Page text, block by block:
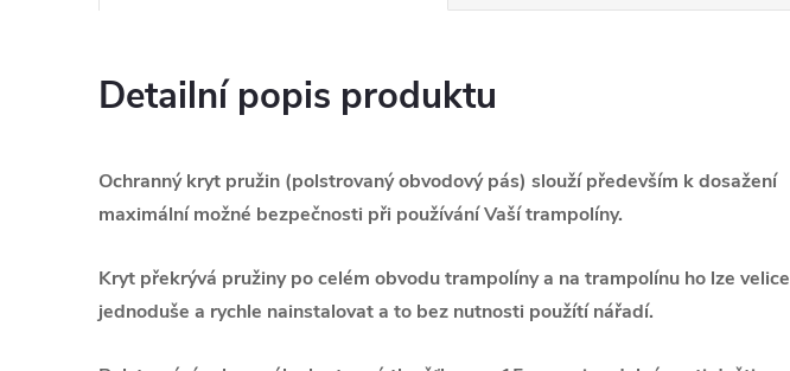
Detailní popis produktu
Ochranný kryt pružin (polstrovaný obvodový pás) slouží především k dosažení
maximální možné bezpečnosti při používání Vaší trampolíny.
Kryt překrývá pružiny po celém obvodu trampolíny a na trampolínu ho lze velice
jednoduše a rychle nainstalovat a to bez nutnosti použítí nářadí.